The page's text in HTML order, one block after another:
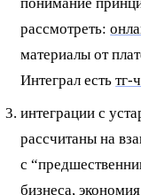
понимание
рассмотреть:
материалы от
Интеграл естьтг-
интеграции с
рассчитаны на
с
бизнеса,